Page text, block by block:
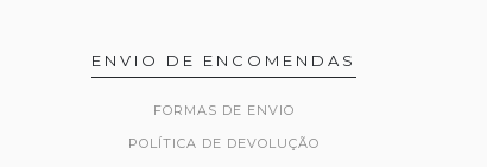
ENVIO DE ENCOMENDAS
FORMAS DE ENVIO
POLÍTICA DE DEVOLUÇÃO